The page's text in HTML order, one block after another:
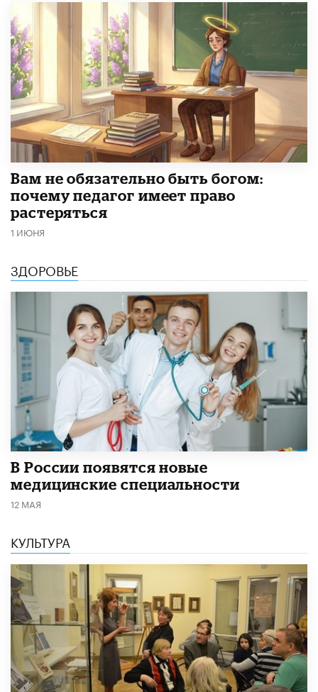
​Вам не обязательно быть богом:
почему педагог имеет право
растеряться
1 ИЮНЯ
ЗДОРОВЬЕ
В России появятся новые
медицинские специальности
12 МАЯ
КУЛЬТУРА